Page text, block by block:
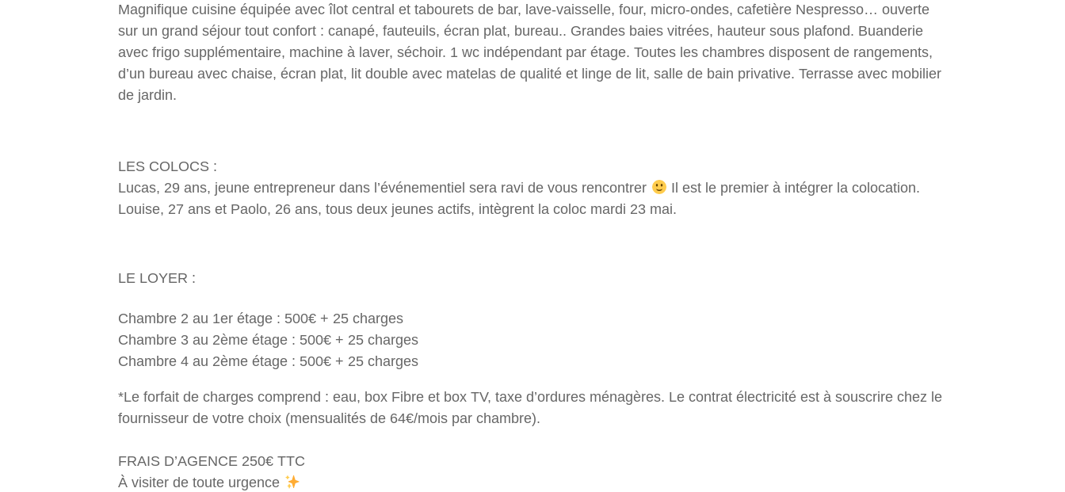
Magnifique cuisine équipée avec îlot central et tabourets de bar, lave-vaisselle, four, micro-ondes, cafetière Nespresso… ouverte
sur un grand séjour tout confort : canapé, fauteuils, écran plat, bureau.. Grandes baies vitrées, hauteur sous plafond. Buanderie
avec frigo supplémentaire, machine à laver, séchoir. 1 wc indépendant par étage. Toutes les chambres disposent de rangements,
d’un bureau avec chaise, écran plat, lit double avec matelas de qualité et linge de lit, salle de bain privative. Terrasse avec mobilier
de jardin.
LES COLOCS :
Lucas, 29 ans, jeune entrepreneur dans l’événementiel sera ravi de vous rencontrer
Il est le premier à intégrer la colocation.
Louise, 27 ans et Paolo, 26 ans, tous deux jeunes actifs, intègrent la coloc mardi 23 mai.
LE LOYER :
Chambre 2 au 1er étage : 500€ + 25 charges
Chambre 3 au 2ème étage : 500€ + 25 charges
Chambre 4 au 2ème étage : 500€ + 25 charges
*Le forfait de charges comprend : eau, box Fibre et box TV, taxe d’ordures ménagères. Le contrat électricité est à souscrire chez le
fournisseur de votre choix (mensualités de 64€/mois par chambre).
FRAIS D’AGENCE 250€ TTC
À visiter de toute urgence